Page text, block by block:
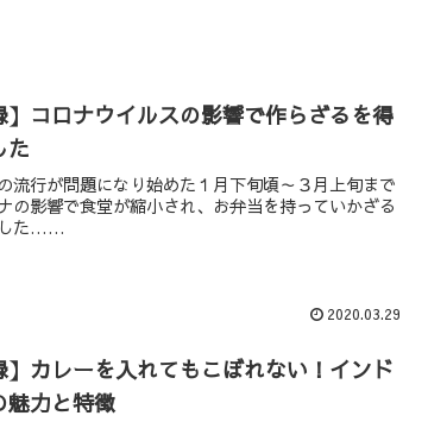
】コロナウイルスの影響で作らざるを得
た
流行が問題になり始めた１月下旬頃～３月上旬まで
の影響で食堂が縮小され、お弁当を持っていかざる
した……
2020.03.29
】カレーを入れてもこぼれない！インド
魅力と特徴